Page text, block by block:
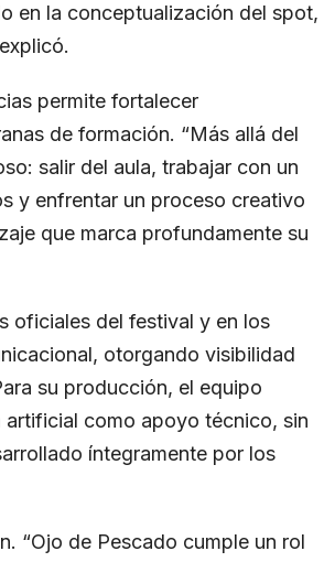
en la conceptualización del spot,
permite fortalecer
de formación. “Más allá del
salir del aula, trabajar con un
y enfrentar un proceso creativo
que marca profundamente su
oficiales del festival y en los
otorgando visibilidad
su producción, el equipo
artificial como apoyo técnico, sin
íntegramente por los
“Ojo de Pescado cumple un rol